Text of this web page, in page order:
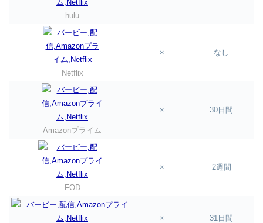
hulu
Netflix
× なし
Amazonプライム
× 30日間
FOD
× 2週間
× 31日間